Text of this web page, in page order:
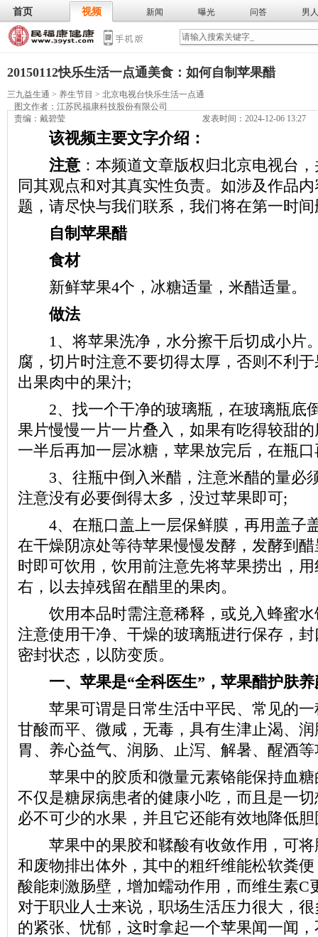
首页 视频 新闻 曝光 问答 男人
武术 气功 膳食 食谱 营养
20150112快乐生活一点通美食：如何自制苹果醋
三九益生通 > 养生节目 > 北京电视台快乐生活一点通
图文作者： 江苏民福康科技股份有限公司
责编：戴碧莹
发表时间：2024-12-06 13:27
该视频主要文字介绍：
注意 ：本频道文章版权归北京电视台
同其观点和对其真实性负责。如涉及作品
题，请尽快与我们联系，我们将在第一时
自制苹果醋
食材
新鲜苹果4个，冰糖适量，米醋适量。
做法
1、将苹果洗净，水分擦干后切成小片
腐，切片时注意不要切得太厚，否则不利
出果肉中的果汁;
2、找一个干净的玻璃瓶，在玻璃瓶底
果片慢慢一片一片叠入，如果有吃得较甜
一半后再加一层冰糖，苹果放完后，在瓶
3、往瓶中倒入米醋，注意米醋的量必
注意没有必要倒得太多，没过苹果即可;
4、在瓶口盖上一层保鲜膜，再用盖子
在干燥阴凉处等待苹果慢慢发酵，发酵到
时即可饮用，饮用前注意先将苹果捞出，
右，以去掉残留在醋里的果肉。
饮用本品时需注意稀释，或兑入蜂蜜水
注意使用干净、干燥的玻璃瓶进行保存，
密封状态，以防变质。
一、苹果是“全科医生”，苹果醋护肤养
苹果可谓是日常生活中平民、常见的一
甘酸而平、微咸，无毒，具有生津止渴、
胃、养心益气、润肠、止泻、解暑、醒酒
苹果中的胶质和微量元素铬能保持血糖
不仅是糖尿病患者的健康小吃，而且是一
必不可少的水果，并且它还能有效地降低
苹果中的果胶和鞣酸有收敛作用，可将
和废物排出体外，其中的粗纤维能松软粪
酸能刺激肠壁，增加蠕动作用，而维生素C
对于职业人士来说，职场生活压力很大，
的紧张、忧郁，这时拿起一个苹果闻一闻